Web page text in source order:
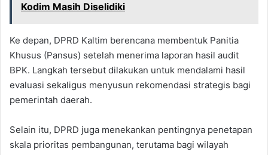
Kodim Masih Diselidiki
Ke depan, DPRD Kaltim berencana membentuk Panitia
Khusus (Pansus) setelah menerima laporan hasil audit
BPK. Langkah tersebut dilakukan untuk mendalami hasil
evaluasi sekaligus menyusun rekomendasi strategis bagi
pemerintah daerah.
Selain itu, DPRD juga menekankan pentingnya penetapan
skala prioritas pembangunan, terutama bagi wilayah